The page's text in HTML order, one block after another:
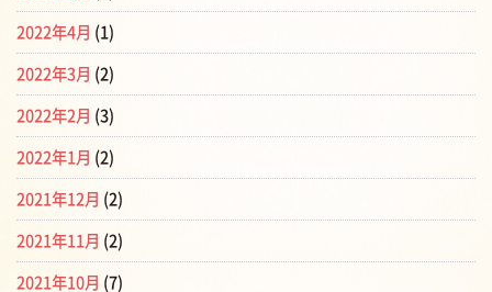
2022年4月 (1)
2022年3月 (2)
2022年2月 (3)
2022年1月 (2)
2021年12月 (2)
2021年11月 (2)
2021年10月 (7)